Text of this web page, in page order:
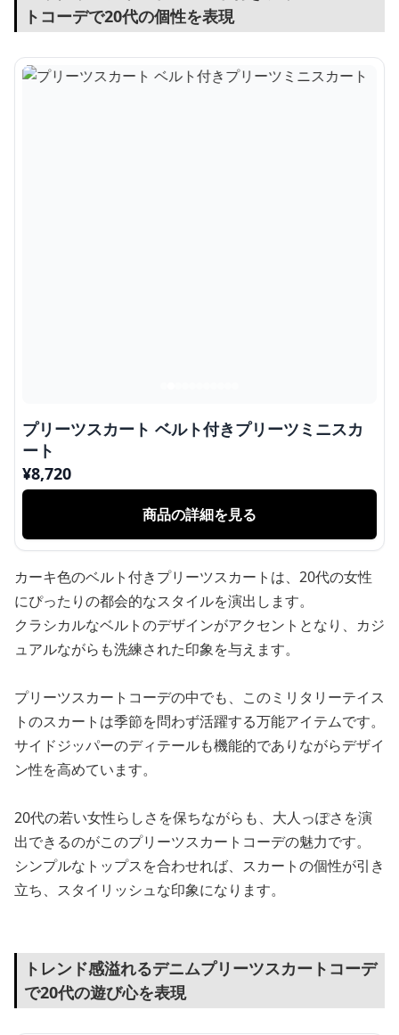
トコーデで20代の個性を表現
プリーツスカート ベルト付きプリーツミニスカ
ート
¥8,720
商品の詳細を見る
カーキ色のベルト付きプリーツスカートは、20代の女性
にぴったりの都会的なスタイルを演出します。
クラシカルなベルトのデザインがアクセントとなり、カジ
ュアルながらも洗練された印象を与えます。
プリーツスカートコーデの中でも、このミリタリーテイス
トのスカートは季節を問わず活躍する万能アイテムです。
サイドジッパーのディテールも機能的でありながらデザイ
ン性を高めています。
20代の若い女性らしさを保ちながらも、大人っぽさを演
出できるのがこのプリーツスカートコーデの魅力です。
シンプルなトップスを合わせれば、スカートの個性が引き
立ち、スタイリッシュな印象になります。
トレンド感溢れるデニムプリーツスカートコーデ
で20代の遊び心を表現